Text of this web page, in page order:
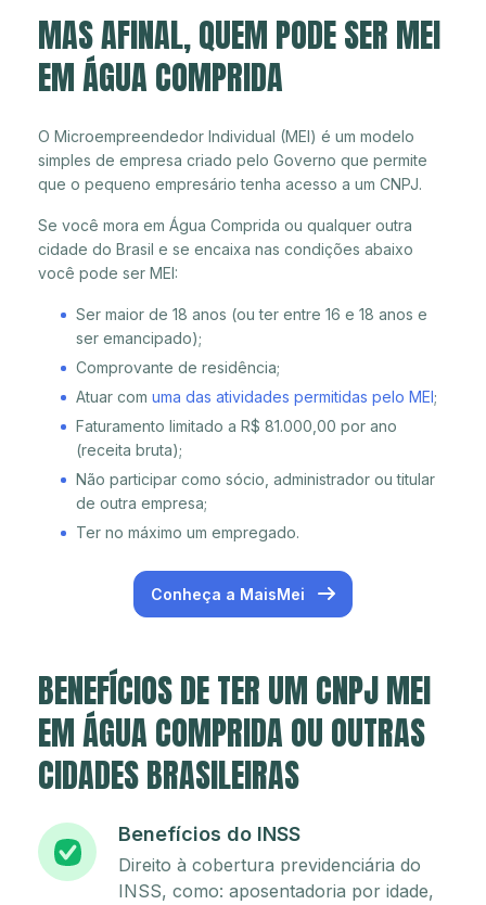
MAS AFINAL, QUEM PODE SER MEI
EM ÁGUA COMPRIDA
O Microempreendedor Individual (MEI) é um modelo
simples de empresa criado pelo Governo que permite
que o pequeno empresário tenha acesso a um CNPJ.
Se você mora em Água Comprida ou qualquer outra
cidade do Brasil e se encaixa nas condições abaixo
você pode ser MEI:
Ser maior de 18 anos (ou ter entre 16 e 18 anos e
ser emancipado);
Comprovante de residência;
Atuar com uma das atividades permitidas pelo MEI;
Faturamento limitado a R$ 81.000,00 por ano
(receita bruta);
Não participar como sócio, administrador ou titular
de outra empresa;
Ter no máximo um empregado.
Conheça a MaisMei
BENEFÍCIOS DE TER UM CNPJ MEI
EM ÁGUA COMPRIDA OU OUTRAS
CIDADES BRASILEIRAS
Benefícios do INSS
Direito à cobertura previdenciária do
INSS, como: aposentadoria por idade,